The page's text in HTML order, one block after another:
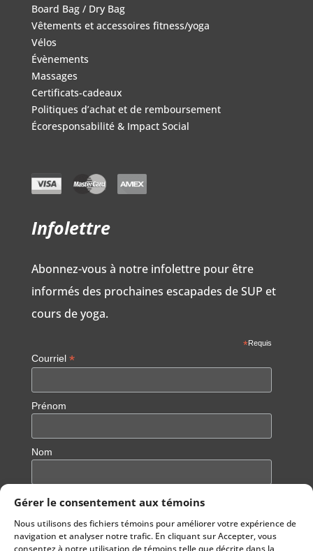
Gérer le consentement aux témoins
Nous utilisons des fichiers témoins pour améliorer votre expérience de
navigation et analyser notre trafic. En cliquant sur Accepter, vous
consentez à notre utilisation de témoins telle que décrite dans la
Board Bag / Dry Bag
Vêtements et accessoires fitness/yoga
Vélos
Évènements
Massages
Certificats-cadeaux
Politiques d’achat et de remboursement
Écoresponsabilité & Impact Social
Infolettre
Abonnez-vous à notre infolettre pour être
informés des prochaines escapades de SUP et
cours de yoga.
*Requis
Courriel *
Prénom
Nom